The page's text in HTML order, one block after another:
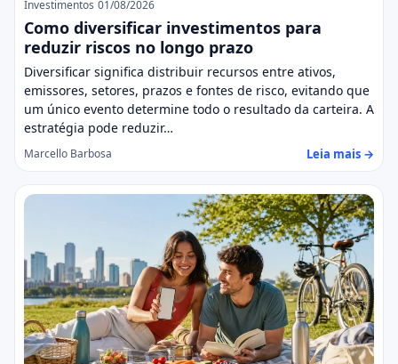
Investimentos 01/08/2026
Como diversificar investimentos para
reduzir riscos no longo prazo
Diversificar significa distribuir recursos entre ativos,
emissores, setores, prazos e fontes de risco, evitando que
um único evento determine todo o resultado da carteira. A
estratégia pode reduzir…
Marcello Barbosa Leia mais →